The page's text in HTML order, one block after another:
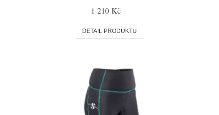
1 210 Kč
DETAIL PRODUKTU